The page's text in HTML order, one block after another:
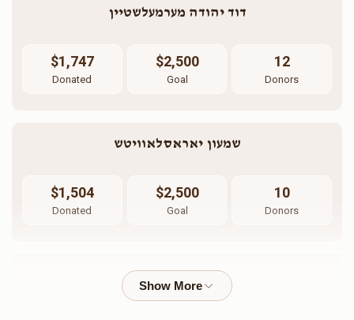
דוד יהודה מערמעלשטיין
$1,747
Donated
$2,500
Goal
12
Donors
שמעון יאראסלאוויטש
$1,504
Donated
$2,500
Goal
10
Donors
שמואל יודא מאיר יאראסלאוויטש